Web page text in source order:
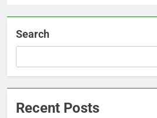
Search
Recent Posts